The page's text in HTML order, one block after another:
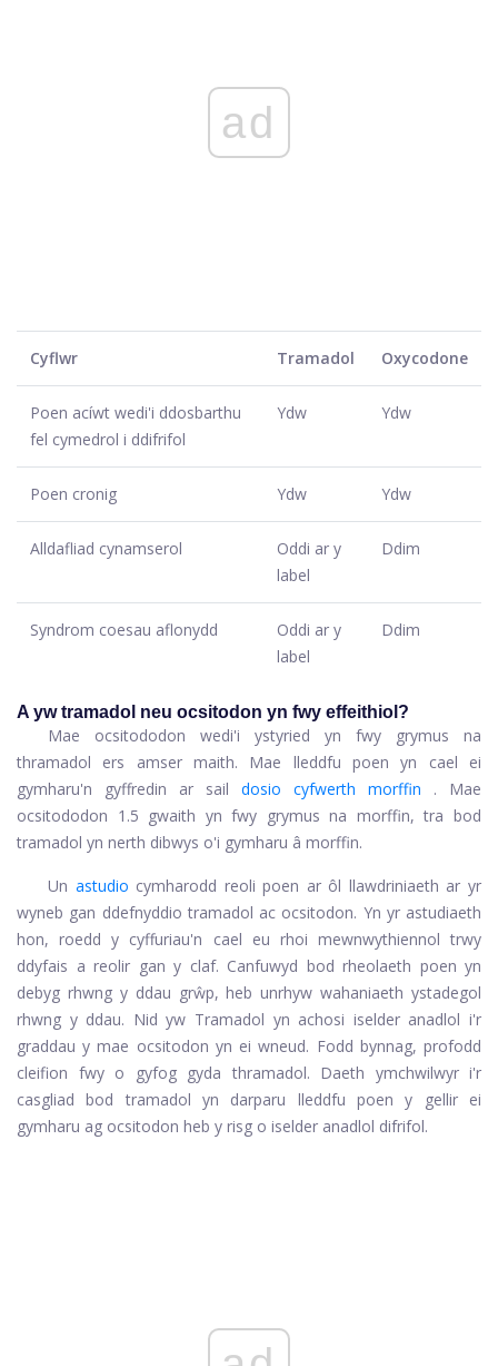
ad
Cyflwr Tramadol Oxycodone
Poen acíwt wedi'i ddosbarthu
fel cymedrol i ddifrifol
Ydw Ydw
Poen cronig Ydw Ydw
Alldafliad cynamserol
Oddi ar y
label
Ddim
Syndrom coesau aflonydd
Oddi ar y
label
Ddim
A yw tramadol neu ocsitodon yn fwy effeithiol?
Mae ocsitododon wedi'i ystyried yn fwy grymus na
thramadol ers amser maith. Mae lleddfu poen yn cael ei
gymharu'n gyffredin ar sail dosio cyfwerth morffin . Mae
ocsitododon 1.5 gwaith yn fwy grymus na morffin, tra bod
tramadol yn nerth dibwys o'i gymharu â morffin.
Un astudio cymharodd reoli poen ar ôl llawdriniaeth ar yr
wyneb gan ddefnyddio tramadol ac ocsitodon. Yn yr astudiaeth
hon, roedd y cyffuriau'n cael eu rhoi mewnwythiennol trwy
ddyfais a reolir gan y claf. Canfuwyd bod rheolaeth poen yn
debyg rhwng y ddau grŵp, heb unrhyw wahaniaeth ystadegol
rhwng y ddau. Nid yw Tramadol yn achosi iselder anadlol i'r
graddau y mae ocsitodon yn ei wneud. Fodd bynnag, profodd
cleifion fwy o gyfog gyda thramadol. Daeth ymchwilwyr i'r
casgliad bod tramadol yn darparu lleddfu poen y gellir ei
gymharu ag ocsitodon heb y risg o iselder anadlol difrifol.